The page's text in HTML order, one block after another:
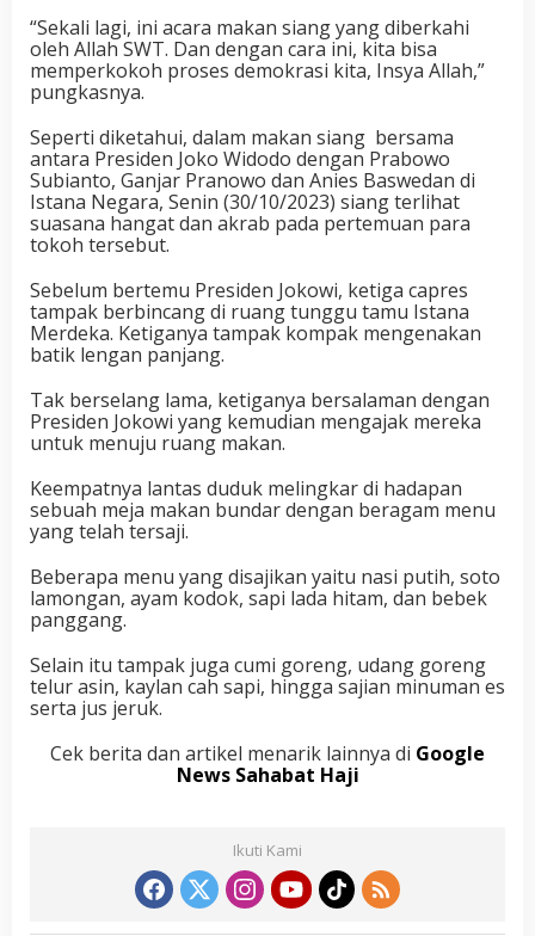
“Sekali lagi, ini acara makan siang yang diberkahi
oleh Allah SWT. Dan dengan cara ini, kita bisa
memperkokoh proses demokrasi kita, Insya Allah,”
pungkasnya.
Seperti diketahui, dalam makan siang bersama
antara Presiden Joko Widodo dengan Prabowo
Subianto, Ganjar Pranowo dan Anies Baswedan di
Istana Negara, Senin (30/10/2023) siang terlihat
suasana hangat dan akrab pada pertemuan para
tokoh tersebut.
Sebelum bertemu Presiden Jokowi, ketiga capres
tampak berbincang di ruang tunggu tamu Istana
Merdeka. Ketiganya tampak kompak mengenakan
batik lengan panjang.
Tak berselang lama, ketiganya bersalaman dengan
Presiden Jokowi yang kemudian mengajak mereka
untuk menuju ruang makan.
Keempatnya lantas duduk melingkar di hadapan
sebuah meja makan bundar dengan beragam menu
yang telah tersaji.
Beberapa menu yang disajikan yaitu nasi putih, soto
lamongan, ayam kodok, sapi lada hitam, dan bebek
panggang.
Selain itu tampak juga cumi goreng, udang goreng
telur asin, kaylan cah sapi, hingga sajian minuman es
serta jus jeruk.
Cek berita dan artikel menarik lainnya di Google
News Sahabat Haji
Ikuti Kami